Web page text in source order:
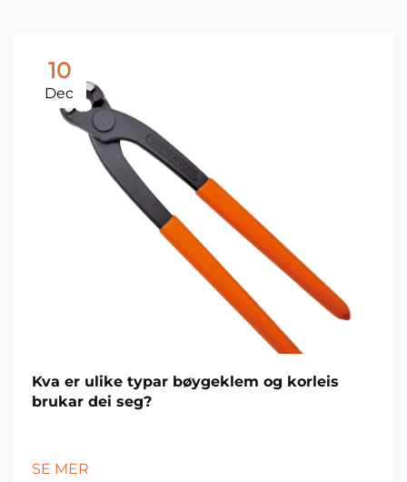
10
Dec
Kva er ulike typar bøygeklem og korleis
brukar dei seg?
SE MER